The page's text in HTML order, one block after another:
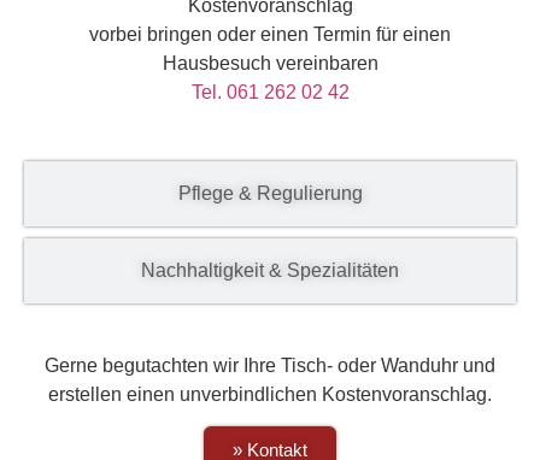
Pflege & Regulierung
Nachhaltigkeit & Spezialitäten
Kostenvoranschlag
vorbei bringen oder einen Termin für einen
Hausbesuch vereinbaren
Tel. 061 262 02 42
Gerne begutachten wir Ihre Tisch- oder Wanduhr und
erstellen einen unverbindlichen Kostenvoranschlag.
» Kontakt